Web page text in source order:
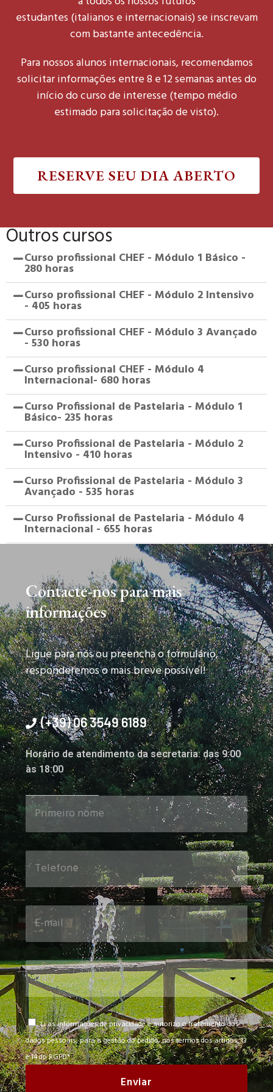
estudantes (italianos e internacionais) se inscrevam
com bastante antecedência.
Para nossos alunos internacionais, recomendamos
solicitar informações entre 8 e 12 semanas antes do
início do curso de interesse (tempo médio
estimado para solicitação de visto).
RESERVE SEU DIA ABERTO
Outros cursos
Curso profissional CHEF - Módulo 1 Básico -
280 horas
Curso profissional CHEF - Módulo 2 Intensivo
- 405 horas
Curso profissional CHEF - Módulo 3 Avançado
- 530 horas
Curso profissional CHEF - Módulo 4
Internacional- 680 horas
Curso Profissional de Pastelaria - Módulo 1
Básico- 235 horas
Curso Profissional de Pastelaria - Módulo 2
Intensivo - 410 horas
Curso Profissional de Pastelaria - Módulo 3
Avançado - 535 horas
Curso Profissional de Pastelaria - Módulo 4
Internacional - 655 horas
Contacte-nos para mais
informações
Ligue para nós ou preencha o formulário,
responderemos o mais breve possível!
(+39) 06 3549 6189
Horário de atendimento da secretaria: das 9:00
às 18:00
Li as informações de privacidade e autorizo ​​o tratamento dos
dados pessoais, para a gestão do pedido, nos termos dos artigos. 13
e 14 do RGPD*
Enviar